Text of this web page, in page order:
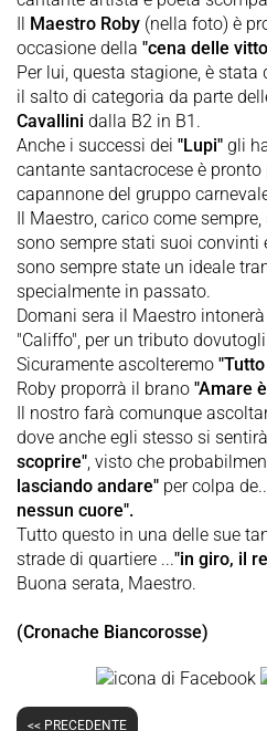
Il Maestro Roby (nella foto) è
occasione della "cena delle
Per lui, questa stagione, è
il salto di categoria da parte
Cavallini dalla B2 in B1.
Anche i successi dei "Lupi" gli
cantante santacrocese è
capannone del gruppo
Il Maestro, carico come
sono sempre stati suoi convinti
sono sempre state un ideale
specialmente in passato.
Domani sera il Maestro
"Califfo", per un tributo dovutogli.
Sicuramente ascolteremo
Roby proporrà il brano "Amare
Il nostro farà comunque
dove anche egli stesso si
scoprire" , visto che
lasciando andare" per colpa
nessun cuore".
Tutto questo in una delle sue
strade di quartiere ..."in giro, il
Buona serata, Maestro.
(Cronache Biancorosse)
<< PRECEDENTE